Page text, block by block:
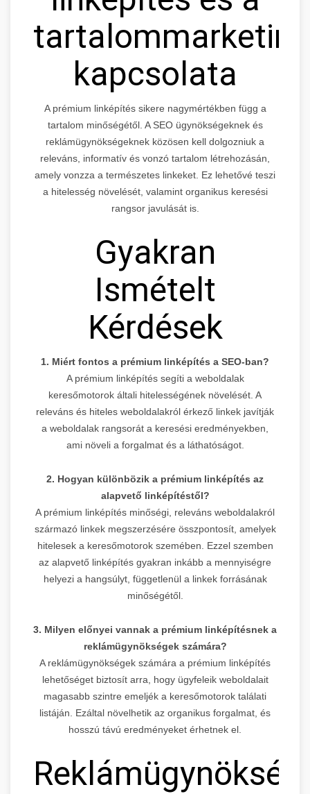
tartalommarketing
kapcsolata
A prémium linképítés sikere nagymértékben függ a
tartalom minőségétől. A SEO ügynökségeknek és
reklámügynökségeknek közösen kell dolgozniuk a
releváns, informatív és vonzó tartalom létrehozásán,
amely vonzza a természetes linkeket. Ez lehetővé teszi
a hitelesség növelését, valamint organikus keresési
rangsor javulását is.
Gyakran
Ismételt
Kérdések
1. Miért fontos a prémium linképítés a SEO-ban?
A prémium linképítés segíti a weboldalak
keresőmotorok általi hitelességének növelését. A
releváns és hiteles weboldalakról érkező linkek javítják
a weboldalak rangsorát a keresési eredményekben,
ami növeli a forgalmat és a láthatóságot.
2. Hogyan különbözik a prémium linképítés az
alapvető linképítéstől?
A prémium linképítés minőségi, releváns weboldalakról
származó linkek megszerzésére összpontosít, amelyek
hitelesek a keresőmotorok szemében. Ezzel szemben
az alapvető linképítés gyakran inkább a mennyiségre
helyezi a hangsúlyt, függetlenül a linkek forrásának
minőségétől.
3. Milyen előnyei vannak a prémium linképítésnek a
reklámügynökségek számára?
A reklámügynökségek számára a prémium linképítés
lehetőséget biztosít arra, hogy ügyfeleik weboldalait
magasabb szintre emeljék a keresőmotorok találati
listáján. Ezáltal növelhetik az organikus forgalmat, és
hosszú távú eredményeket érhetnek el.